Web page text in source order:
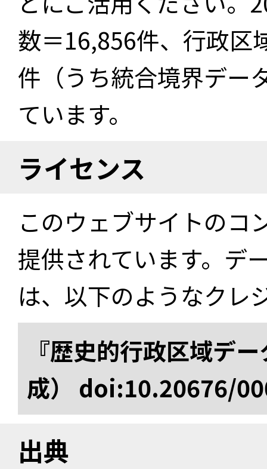
数＝16,856件、行政区
件（うち統合境界デー
ています。
ライセンス
このウェブサイトのコ
提供されています。デ
は、以下のようなクレ
『歴史的行政区域デ
成） doi:10.20676/
出典